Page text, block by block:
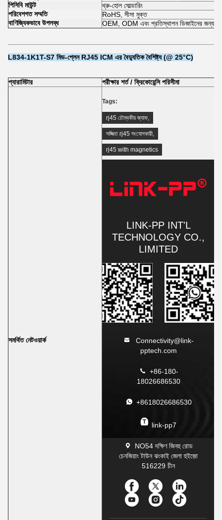
পিসিবি মাউন্ট
থ্রু-হোল সোল্ডারিং
পরিবেশগত সম্মতি
RoHS, সীসা মুক্ত
বাণিজ্যিকভাবে উপলব্ধ
OEM, ODM এবং প্রতিস্থাপন ডিজাইনের জন্য
L834-1K1T-S7 মিড-প্লেন RJ45 ICM এর বৈদ্যুতিক বৈশিষ্ট্য (@ 25°C)
প্যারামিটার পরীক্ষার শর্ত / ফ্রিকোয়েন্সি পরিসীমা
সমর্থিত নেটওয়ার্ক
Tags:
rj45 চৌম্বকীয় জ্যাক,
সজ্জিত rj45 সংযোগকারী,
rj45 with magnetics
LINK-PP INT'L
TECHNOLOGY CO.,
LIMITED
Connectivity@link-
pptech.com
+86-180-
18026686530
+8618026686530
link-pp7
NO54 দক্ষিণ জিনহু রোড
চেনজিয়াং টাউন ঝংকাই জেলা হুইজ়ো
516229 চীন